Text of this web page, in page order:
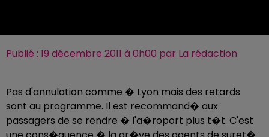
Publié : 19 décembre 2011 à 0h00 par La rédaction
Pas d'annulation comme � Lyon mais des retards
sont au programme. Il est recommand� aux
passagers de se rendre � l'a�roport plus t�t. C'est